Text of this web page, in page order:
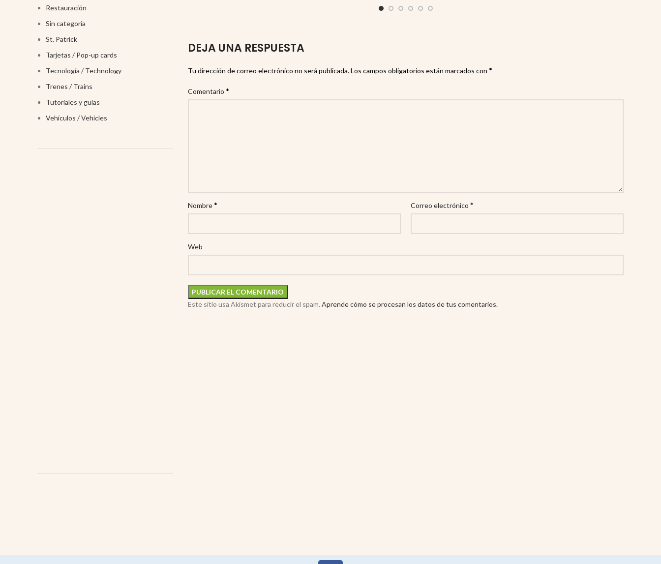
DEJA UNA RESPUESTA
Tu dirección de correo electrónico no será publicada. Los campos obligatorios están marcados con *
Comentario *
Nombre* Correo electrónico *
Web
Este sitio usa Akismet para reducir el spam. Aprende cómo se procesan los datos de tus comentarios.
Restauración
Sin categoría
St. Patrick
Tarjetas / Pop-up cards
Tecnología / Technology
Trenes / Trains
Tutoriales y guías
Vehículos / Vehicles